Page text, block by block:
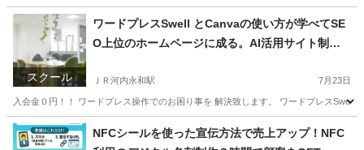
スクール
ワードプレスSwell とCanvaの使い方が学べてSE
O上位のホームページに成る。AI活用サイト制作
ＪＲ河内永和駅 7月23日
入会金０円！！ ワードプレス操作でのお困り事を 解決致します。 ワードプレス
大阪 東大阪市 ＪＲ河内永和駅 ホームページ作成
NFCシールを使った宣伝方法で売上アップ！NFC